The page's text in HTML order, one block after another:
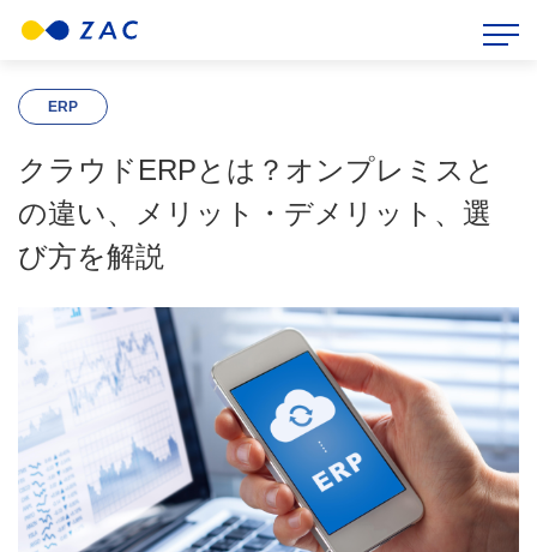
HOME > ZAC BLOG
クラウドERPとは？オンプレミスとの違い、メリット・デメリット、選び方を解説
ERP
クラウドERPとは？オンプレミスと
の違い、メリット・デメリット、選
び方を解説